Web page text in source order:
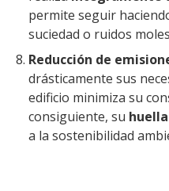
permite seguir
suciedad o ruidos
Reducción de
drásticamente sus
edificio minimiza su
consiguiente, su
a la sostenibilidad